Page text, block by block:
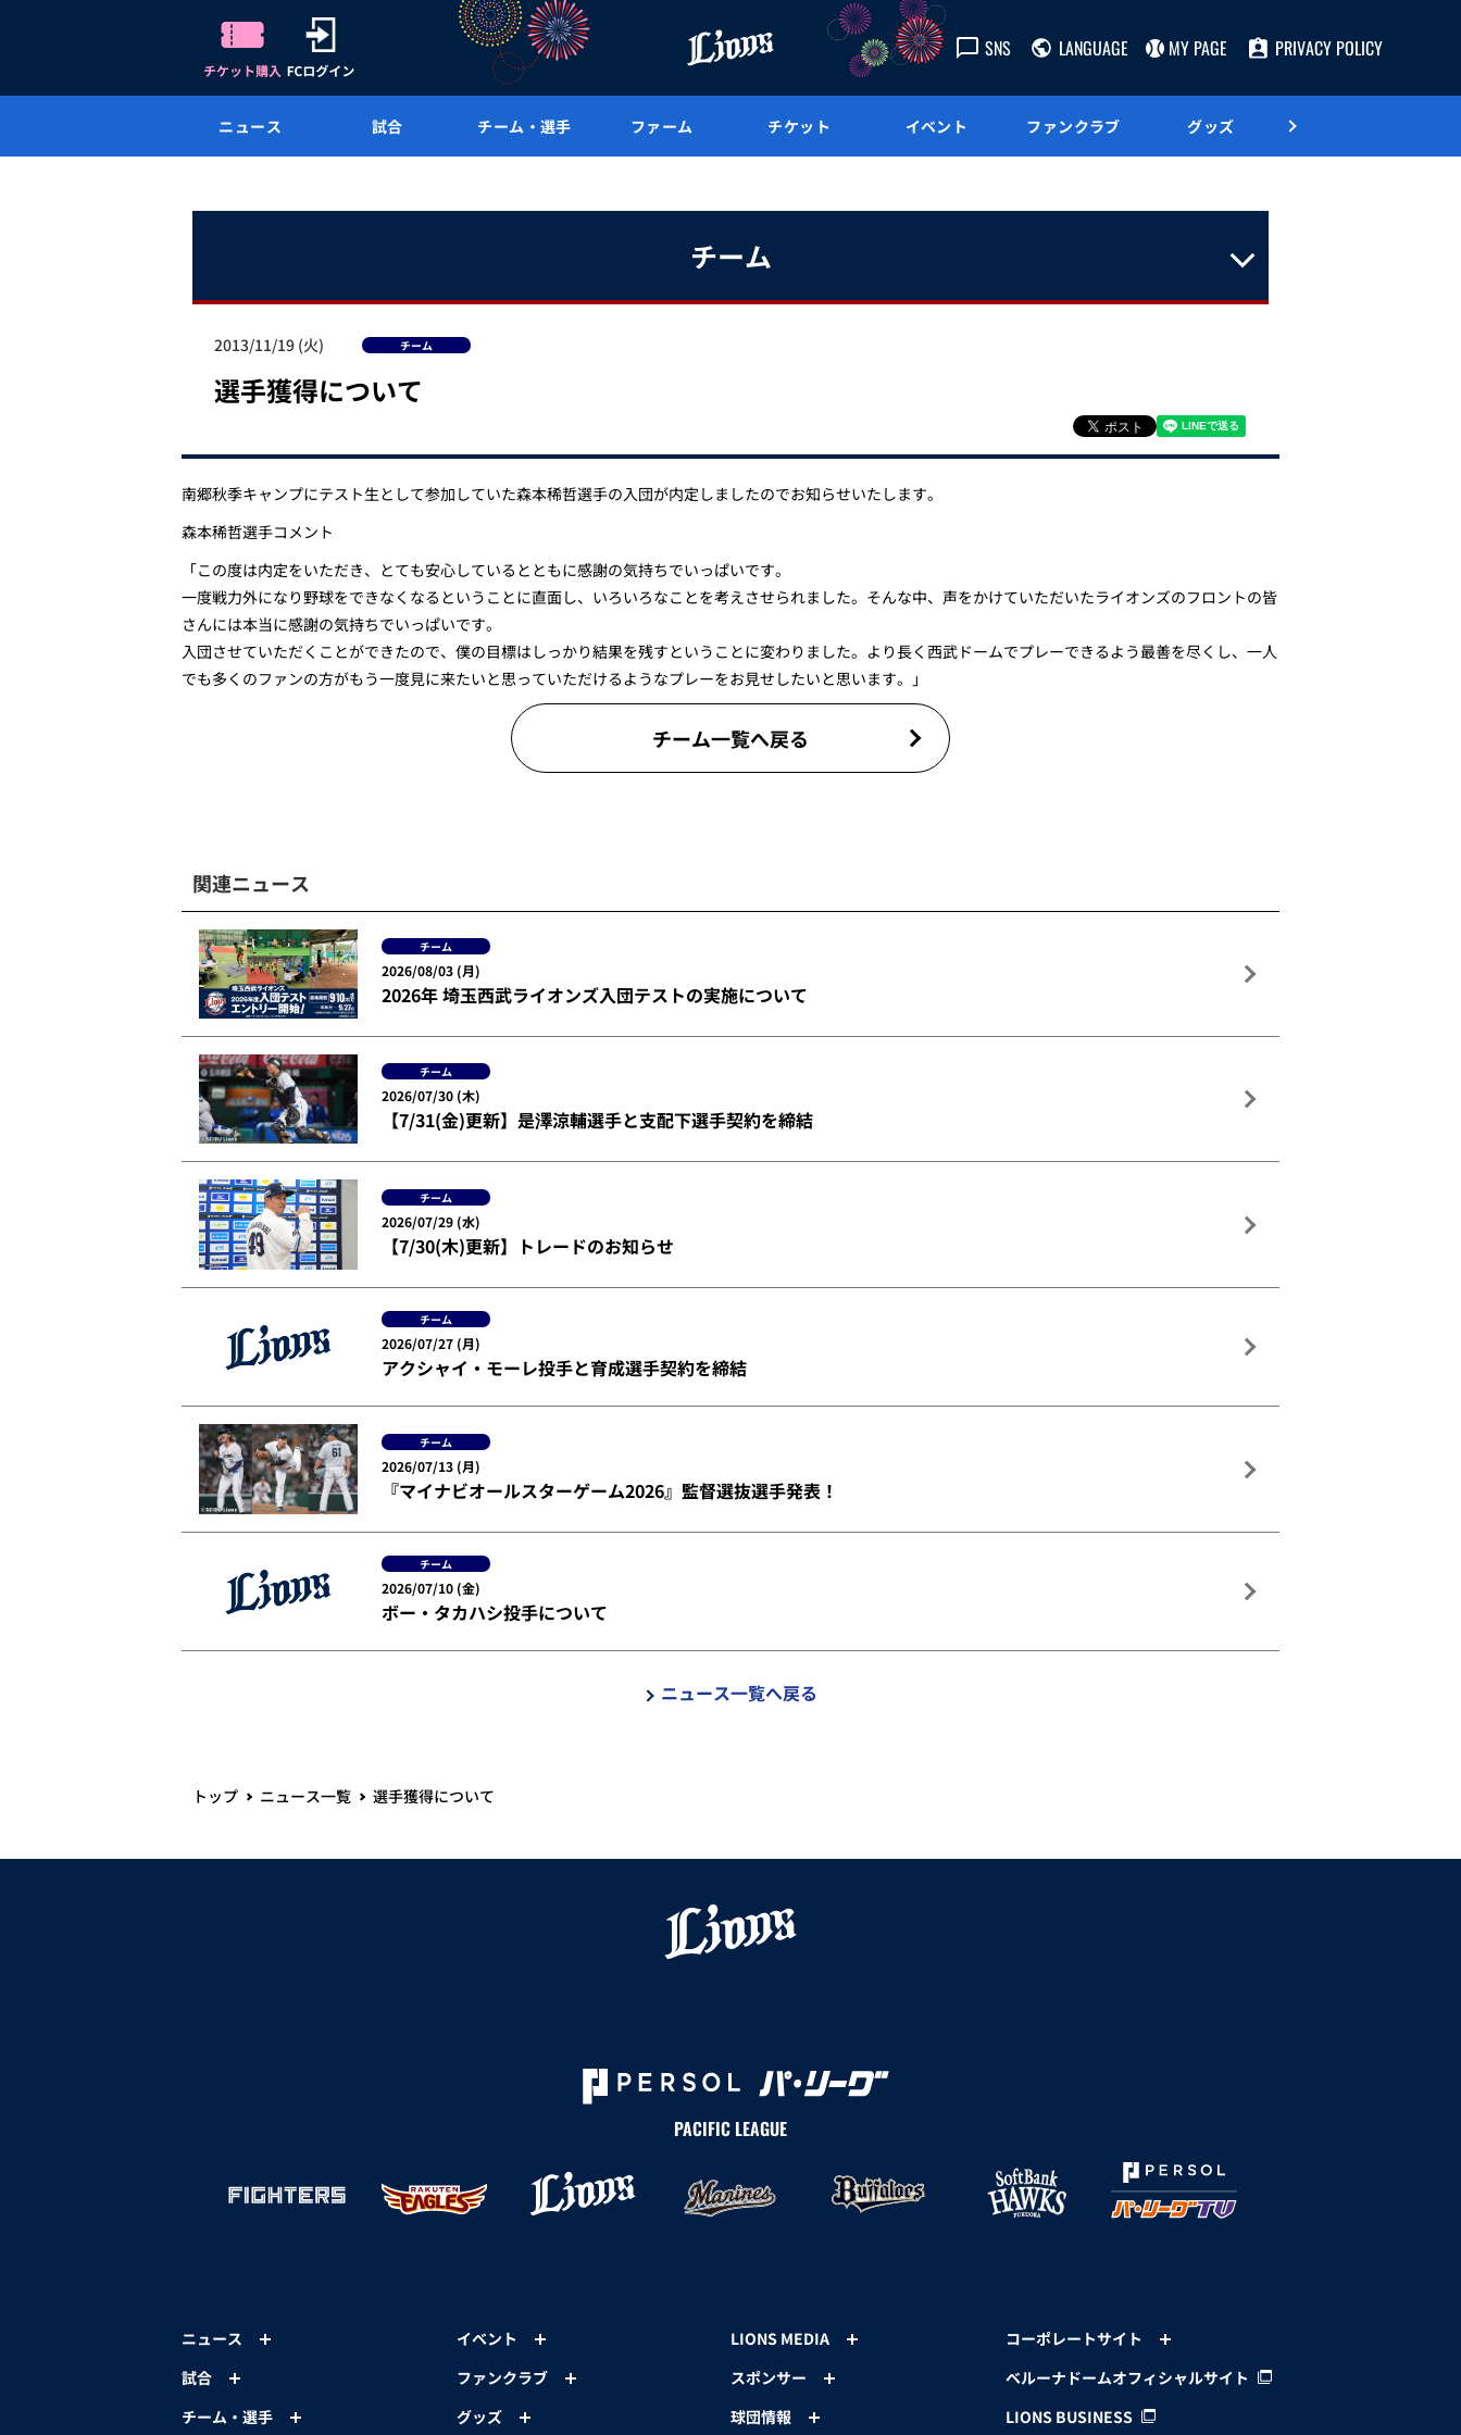
SNS LANGUAGE MY PAGE PRIVACY POLICY
ニュース 試合 チーム・選手 ファーム チケット イベント ファンクラブ グッズ
チーム
2013/11/19 (火) チーム
選手獲得について
南郷秋季キャンプにテスト生として参加していた森本稀哲選手の入団が内定しましたのでお知らせいたします。
森本稀哲選手コメント
「この度は内定をいただき、とても安心しているとともに感謝の気持ちでいっぱいです。
一度戦力外になり野球をできなくなるということに直面し、いろいろなことを考えさせられました。そんな中、声をかけていただいたライオンズのフロントの皆
さんには本当に感謝の気持ちでいっぱいです。
入団させていただくことができたので、僕の目標はしっかり結果を残すということに変わりました。より長く西武ドームでプレーできるよう最善を尽くし、一人
でも多くのファンの方がもう一度見に来たいと思っていただけるようなプレーをお見せしたいと思います。」
チーム一覧へ戻る
関連ニュース
チーム
2026/08/03 (月)
2026年 埼玉西武ライオンズ入団テストの実施について
チーム
2026/07/30 (木)
【7/31(金)更新】是澤涼輔選手と支配下選手契約を締結
チーム
2026/07/29 (水)
【7/30(木)更新】トレードのお知らせ
チーム
2026/07/27 (月)
アクシャイ・モーレ投手と育成選手契約を締結
チーム
2026/07/13 (月)
『マイナビオールスターゲーム2026』監督選抜選手発表！
チーム
2026/07/10 (金)
ボー・タカハシ投手について
ニュース一覧へ戻る
トップ ニュース一覧 選手獲得について
PACIFIC LEAGUE
ニュース
試合
チーム・選手
イベント
ファンクラブ
グッズ
LIONS MEDIA
スポンサー
球団情報
コーポレートサイト
ベルーナドームオフィシャルサイト
LIONS BUSINESS